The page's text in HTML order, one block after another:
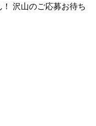
！ 沢山のご応募お待ち